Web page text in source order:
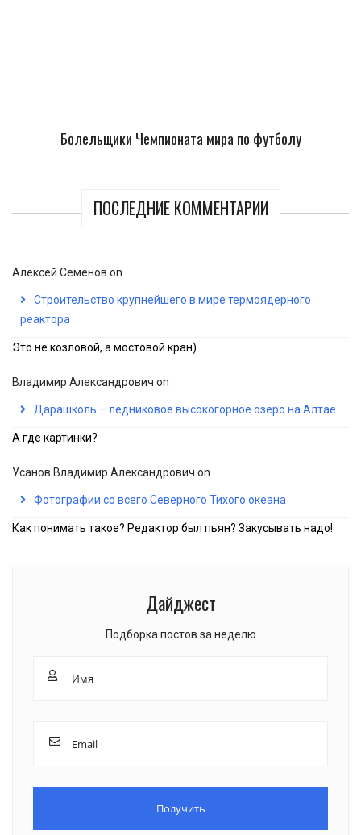
Болельщики Чемпионата мира по футболу
ПОСЛЕДНИЕ КОММЕНТАРИИ
Алексей Семёнов on
Строительство крупнейшего в мире термоядерного
реактора
Это не козловой, а мостовой кран)
Владимир Александрович on
Дарашколь – ледниковое высокогорное озеро на Алтае
А где картинки?
Усанов Владимир Александрович on
Фотографии со всего Северного Тихого океана
Как понимать такое? Редактор был пьян? Закусывать надо!
Дайджест
Подборка постов за неделю